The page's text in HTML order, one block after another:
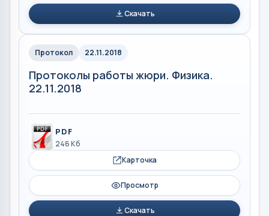
Скачать
Протокол 22.11.2018
Протоколы работы жюри. Физика.
22.11.2018
PDF
246 Кб
Карточка
Просмотр
Скачать